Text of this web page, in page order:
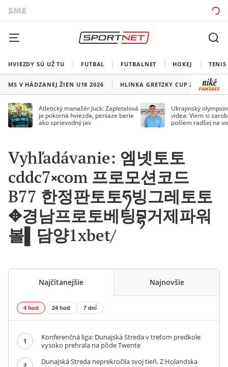
HVIEZDY SÚ UŽ TU FUTBAL FUTBALNET HOKEJ TENIS
MS V HÁDZANEJ ŽIEN U18 2026 HLINKA GRETZKY CUP 2026
Atletický manažér Juck: Zapletalová
je pokorná hviezda, peniaze berie
ako sprievodný jav
Ukrajinský
videa: Viem si
pošlem radšej na
Vyhľadávanie: 엠넷토토
cddc7༝com 프로모션코드
B77 한정판토토ཧ빙그레토토
✥경남프로토베팅བྷ거제파워
볼▌담양1xbet/
Najčítanejšie Najnovšie
4 hod 24 hod 7 dní
1
Konferenčná liga: Dunajská Streda v treťom predkole
vysoko prehrala na pôde Twente
2
Dunajská Streda neprekročila svoj tieň. Z Holandska